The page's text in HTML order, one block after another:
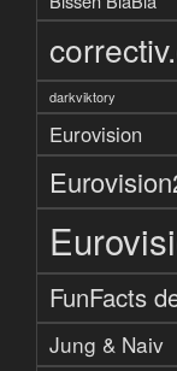
darkviktory
Eurovision
FunFacts
Jung & Naiv